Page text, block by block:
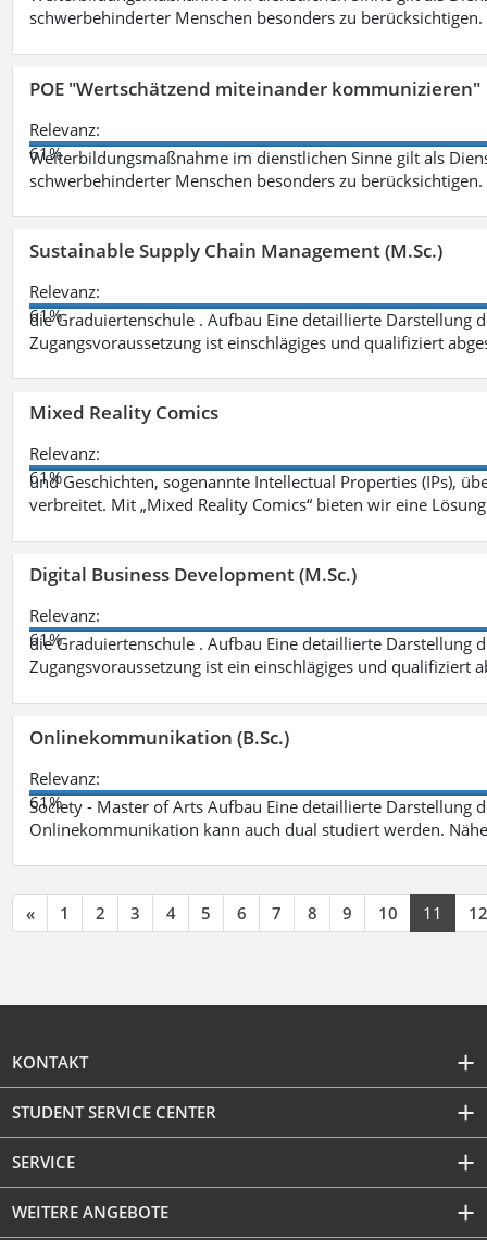
schwerbehinderter Menschen besonders zu berücksichtigen.
POE "Wertschätzend miteinander kommunizieren"
Relevanz:
61%
Weiterbildungsmaßnahme im dienstlichen Sinne gilt als
schwerbehinderter Menschen besonders zu berücksichtigen.
Sustainable Supply Chain Management (M.Sc.)
Relevanz:
61%
die Graduiertenschule . Aufbau Eine detaillierte Darstellung
Zugangsvoraussetzung ist einschlägiges und qualifiziert
Mixed Reality Comics
Relevanz:
61%
und Geschichten, sogenannte Intellectual Properties (IPs),
verbreitet. Mit „Mixed Reality Comics“ bieten wir eine
Digital Business Development (M.Sc.)
Relevanz:
61%
die Graduiertenschule . Aufbau Eine detaillierte Darstellung
Zugangsvoraussetzung ist ein einschlägiges und qualifiziert
Onlinekommunikation (B.Sc.)
Relevanz:
61%
Society - Master of Arts Aufbau Eine detaillierte Darstellung
Onlinekommunikation kann auch dual studiert werden.
« 1 2 3 4 5 6 7 8 9 10 11 12
KONTAKT
STUDENT SERVICE CENTER
SERVICE
WEITERE ANGEBOTE